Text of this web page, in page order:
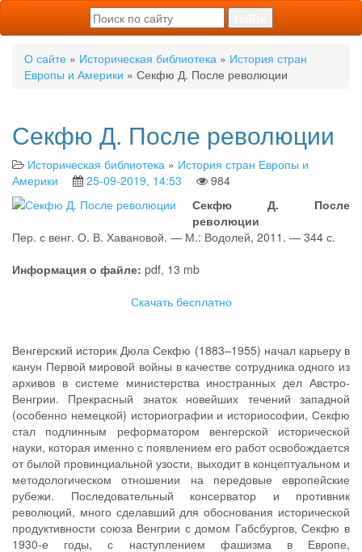
О сайте » Историческая библиотека » История стран
Европы и Америки » Секфю Д. После революции
Секфю Д. После революции
Историческая библиотека » История стран Европы и
Америки
25-09-2019, 14:53
984
Секфю Д. После
революции
Пер. с венг. О. В. Хавановой. — М.: Водолей, 2011. — 344 с.
Информация о файле: pdf, 13 mb
Скачать бесплатно
Венгерский историк Дюла Секфю (1883–1955) начал карьеру в
канун Первой мировой войны в качестве сотрудника одного из
архивов в системе министерства иностранных дел Австро-
Венгрии. Прекрасный знаток новейших течений западной
(особенно немецкой) историографии и историософии, Секфю
стал подлинным реформатором венгерской исторической
науки, которая именно с появлением его работ освобождается
от былой провинциальной узости, выходит в концептуальном и
методологическом отношении на передовые европейские
рубежи. Последовательный консерватор и противник
революций, много сделавший для обоснования исторической
продуктивности союза Венгрии с домом Габсбургов, Секфю в
1930-е годы, с наступлением фашизма в Европе,